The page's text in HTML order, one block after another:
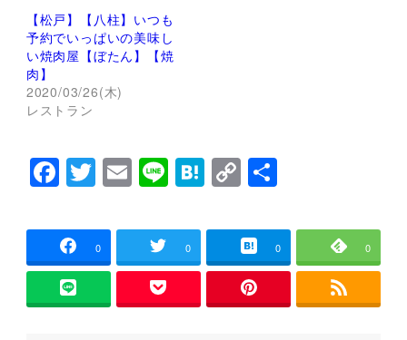
(
新
し
い
ウ
ィ
ン
ド
ウ
で
す
)
リ
ッ
ク
し
て
さ
い
(
ウ
ィ
ン
き
ま
す
【松戸】【八柱】いつも
予約でいっぱいの美味し
い焼肉屋【ぼたん】【焼
肉】
2020/03/26(木)
レストラン
F
c
e
b
o
T
tt
er
E
ai
l
Li
e
H
e
n
C
p
y
Li
n
共
0 0 0 0